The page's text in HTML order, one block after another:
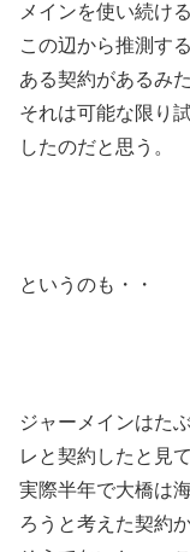
メインを使い続ける
この辺から推測す
ある契約があるみた
それは可能な限り
したのだと思う。
というのも・・
ジャーメインはた
レと契約したと見て
実際半年で大橋は
ろうと考えた契約